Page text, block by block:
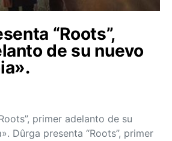
“Roots”,
de su nuevo
primer adelanto de su
Dûrga presenta “Roots”, primer